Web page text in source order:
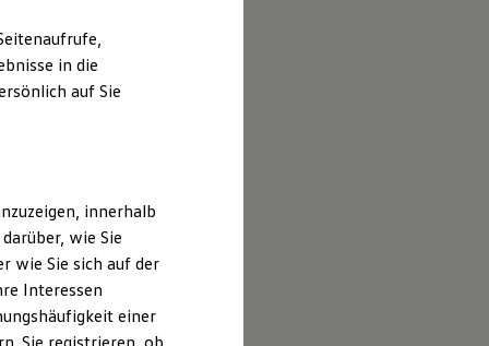
in die
auf Sie
innerhalb
wie Sie
wie Sie sich auf der
Interessen
einer
Sie registrieren, ob